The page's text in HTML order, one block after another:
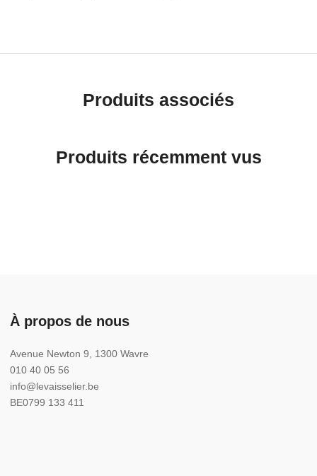
Produits associés
Produits récemment vus
À propos de nous
Avenue Newton 9, 1300 Wavre
010 40 05 56
info@levaisselier.be
BE0799 133 411